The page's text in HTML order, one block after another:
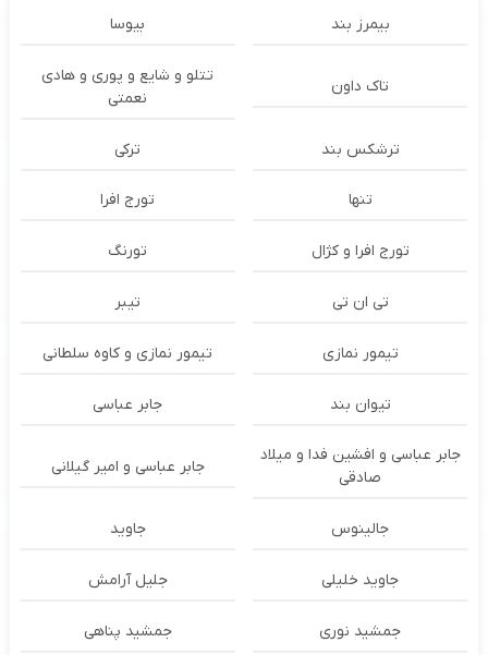
بیمرز بند بیوسا
تاک داون
تتلو و شایع و پوری و هادی
نعمتی
ترشكس بند ترکی
تنها تورج افرا
تورج افرا و کژال تورنگ
تی ان تی تیبر
تیمور نمازی تیمور نمازی و کاوه سلطانی
تیوان بند جابر عباسی
جابر عباسی و افشین فدا و میلاد
صادقی
جابر عباسی و امیر گیلانی
جالینوس جاوید
جاوید خلیلی جلیل آرامش
جمشید نوری جمشید پناهی